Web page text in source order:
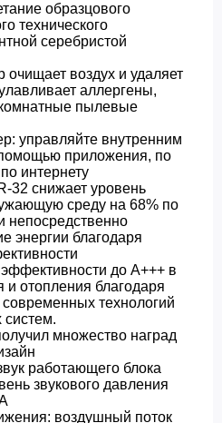
образцового
технического
серебристой
воздух и удаляет
аллергены,
пылевые
управляйте внутренним
приложения, по
интернету
32 снижает уровень
среду на 68% по
непосредственно
энергии благодаря
до A+++ в
отопления благодаря
технологий
систем.
множество наград
работающего блока
звукового давления
воздушный поток